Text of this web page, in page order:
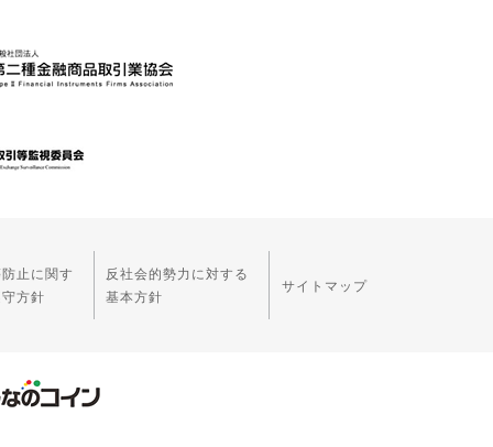
止に関す
方針
反社会的勢力に対する
基本方針
サイトマップ